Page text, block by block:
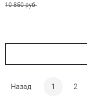
10 850 руб.
Назад 1 2